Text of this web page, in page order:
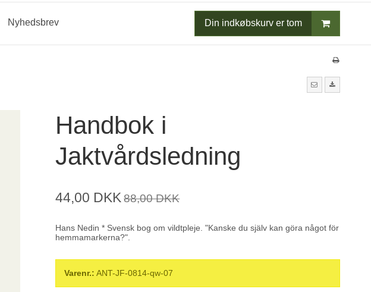
Nyhedsbrev Din indkøbskurv er tom
Handbok i
Jaktvårdsledning
44,00 DKK 88,00 DKK
Hans Nedin * Svensk bog om vildtpleje. "Kanske du själv kan göra något för
hemmamarkerna?".
Varenr.: ANT-JF-0814-qw-07